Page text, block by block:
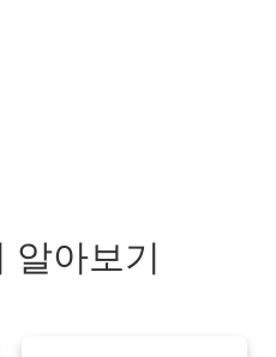
알아보기